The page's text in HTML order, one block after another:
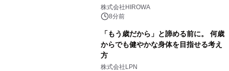
株式会社HIROWA
8分前
「もう歳だから」と諦める前に。 何歳
からでも健やかな身体を目指せる考え
方
株式会社LPN